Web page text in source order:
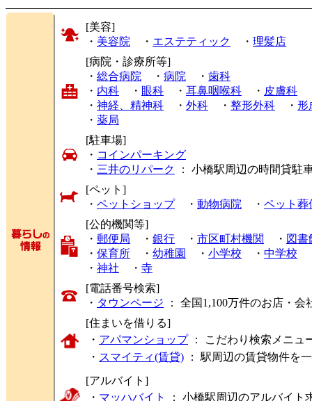
[美容]
・ 美容院 ・ エステティック ・ 理髪店
[病院・診療所等]
・ 総合病院 ・ 病院 ・ 歯科
・ 内科 ・ 眼科 ・ 耳鼻咽喉科 ・ 皮膚科
・ 神経、精神科 ・ 外科 ・ 整形外科 ・ 形
・ 薬局
[駐車場]
・ コインパーキング
・ 三井のリパーク
： 小橋駅周辺の時間貸駐
[ペット]
・ ペットショップ・ 動物病院 ・ ペット葬
[公的機関等]
・ 郵便局 ・ 銀行 ・ 市区町村機関 ・ 図書
・ 保育所 ・ 幼稚園 ・ 小学校 ・ 中学校
・ 神社 ・ 寺
[電話番号検索]
・ タウンページ ： 全国1,100万件のお店・
[住まいを借りる]
・ アパマンショップ： こだわり検索メニュ
・ スマイティ(賃貸) ： 駅周辺の賃貸物件を
[アルバイト]
・ マッハバイト ： 小橋駅周辺のアルバイト